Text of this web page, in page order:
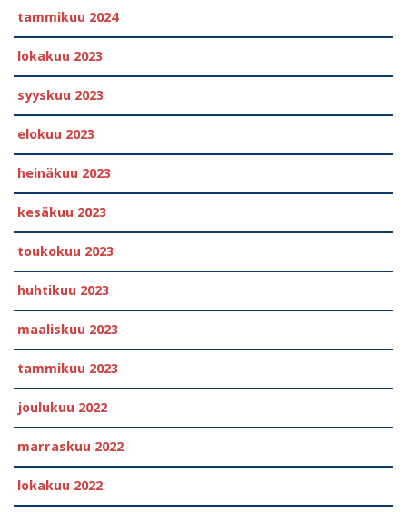
tammikuu 2024
lokakuu 2023
syyskuu 2023
elokuu 2023
heinäkuu 2023
kesäkuu 2023
toukokuu 2023
huhtikuu 2023
maaliskuu 2023
tammikuu 2023
joulukuu 2022
marraskuu 2022
lokakuu 2022